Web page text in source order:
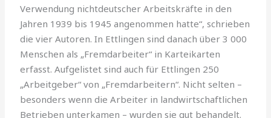
Verwendung nichtdeutscher Arbeitskräfte in den
Jahren 1939 bis 1945 angenommen hatte“, schrieben
die vier Autoren. In Ettlingen sind danach über 3 000
Menschen als „Fremdarbeiter“ in Karteikarten
erfasst. Aufgelistet sind auch für Ettlingen 250
„Arbeitgeber“ von „Fremdarbeitern“. Nicht selten –
besonders wenn die Arbeiter in landwirtschaftlichen
Betrieben unterkamen – wurden sie gut behandelt.